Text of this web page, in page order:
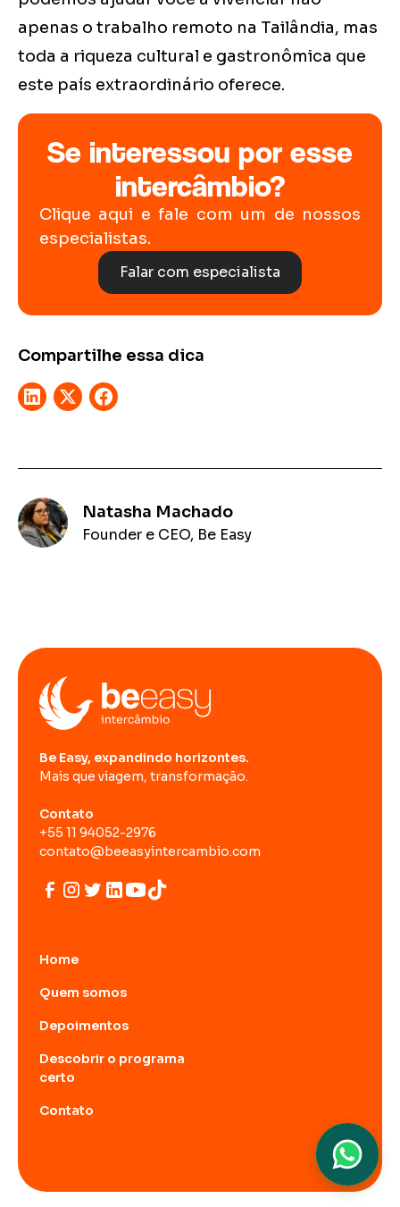
apenas o trabalho remoto na Tailândia, mas
toda a riqueza cultural e gastronômica que
este país extraordinário oferece.
Se interessou por esse
intercâmbio?
Clique aqui e fale com um de nossos
especialistas.
Falar com especialista
Compartilhe essa dica
Natasha Machado
Founder e CEO, Be Easy
Be Easy, expandindo horizontes.
Mais que viagem, transformação.
Contato
+55 11 94052-2976
contato@beeasyintercambio.com
Home
Quem somos
Depoimentos
Descobrir o programa
certo
Contato